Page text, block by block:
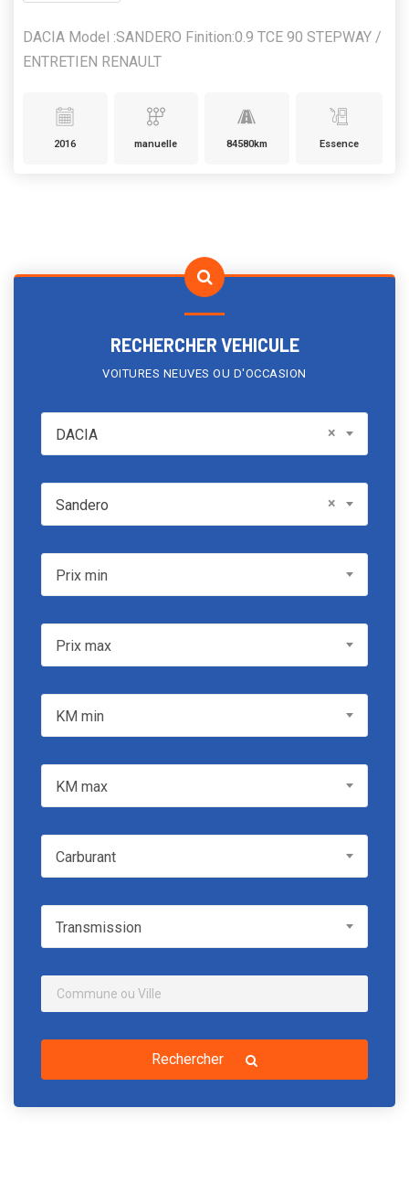
DACIA Model :SANDERO Finition:0.9 TCE 90 STEPWAY /
ENTRETIEN RENAULT
2016 manuelle 84580km Essence
RECHERCHER VEHICULE
VOITURES NEUVES OU D'OCCASION
DACIA ×
DACIA
Model ×
Sandero
Prix minPrix min
Prix maxPrix max
KM min
KM max
CarburantCarburant
TransmissionTransmission
Rechercher